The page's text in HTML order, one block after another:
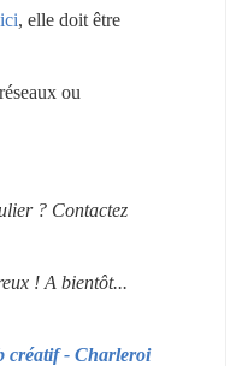
, elle doit être
ou
? Contactez
! A bientôt...
créatif - Charleroi